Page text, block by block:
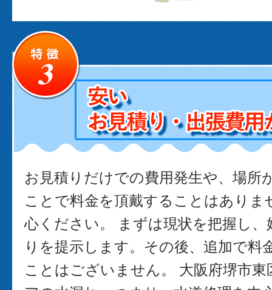
お見積りだけでの費用発生や、場所
ことで料金を頂戴することはありま
心ください。 まずは現状を把握し
りを提示します。その後、追加で料
ことはございません。 大阪府堺市